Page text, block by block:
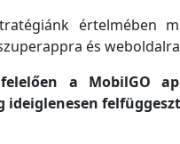
értelmében
és
a MobilGO
ideiglenesen